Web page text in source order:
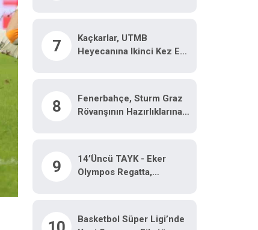
7
Kaçkarlar, UTMB
Heyecanına Ikinci Kez Ev
8
Fenerbahçe, Sturm Graz
Rövanşının Hazırlıklarına
9
14’üncü TAYK - Eker
Olympos Regatta,
Basketbol Süper Ligi’nde